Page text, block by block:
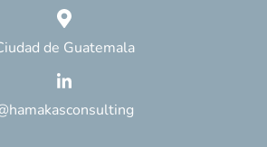
de Guatemala